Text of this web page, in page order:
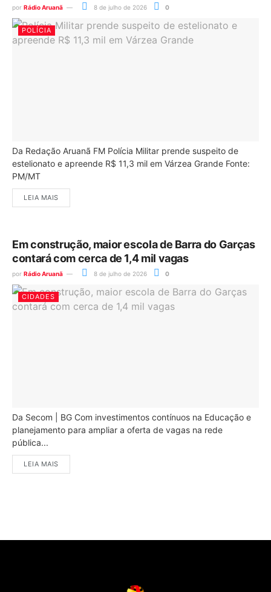
por Rádio Aruanã 8 de julho de 2026 0
POLÍCIA
Da Redação Aruanã FM Polícia Militar prende suspeito de
estelionato e apreende R$ 11,3 mil em Várzea Grande Fonte:
PM/MT
LEIA MAIS
Em construção, maior escola de Barra do Garças
contará com cerca de 1,4 mil vagas
por Rádio Aruanã 8 de julho de 2026 0
CIDADES
Da Secom | BG Com investimentos contínuos na Educação e
planejamento para ampliar a oferta de vagas na rede
pública...
LEIA MAIS